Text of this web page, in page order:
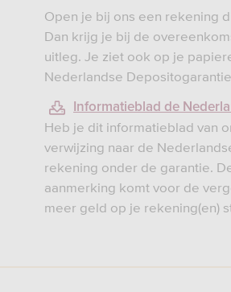
Open je bij ons een rekening
Dan krijg je bij de
uitleg. Je ziet ook op je
Nederlandse
Informatieblad de
Heb je dit informatieblad van
verwijzing naar de
rekening onder de garantie.
aanmerking komt voor de
meer geld op je rekening(en)